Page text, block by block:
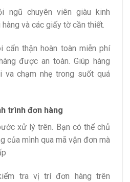
ngũ chuyên viên giàu kinh
và các giấy tờ cần thiết.
cẩn thận hoàn toàn miễn phí
được an toàn. Giúp hàng
va chạm nhẹ trong suốt quá
trình đơn hàng
xử lý trên. Bạn có thể chủ
của mình qua mã vận đơn mà
tra vị trí đơn hàng trên